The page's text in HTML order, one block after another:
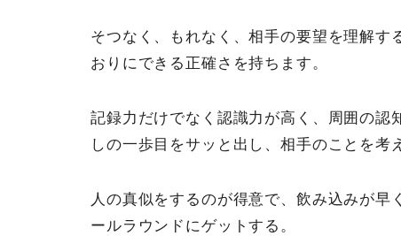
そつなく、もれなく、相手の要望を理解す
おりにできる正確さを持ちます。
記録力だけでなく認識力が高く、周囲の認
しの一歩目をサッと出し、相手のことを考
人の真似をするのが得意で、飲み込みが
ールラウンドにゲットする。